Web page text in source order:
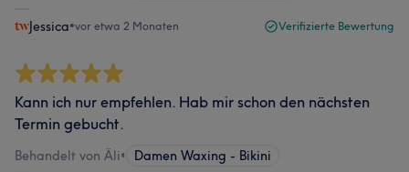
Jessica•vor etwa 2 Monaten Verifizierte Bewertung
Kann ich nur empfehlen. Hab mir schon den nächsten
Termin gebucht.
Behandelt von Äli• Damen Waxing - Bikini